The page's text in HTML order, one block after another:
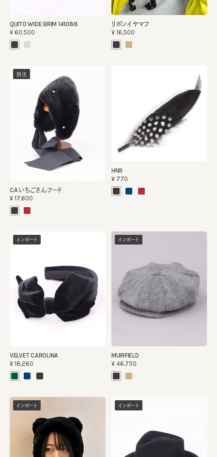
QUITO WIDE BRIM 141088
¥60,500
リボンイヤマフ
¥16,500
別注
CA いちごさんフード
¥17,600
HN9
¥770
インポート
VELVET CAROLINA
¥18,260
インポート
MUIRFIELD
¥46,750
インポート インポート